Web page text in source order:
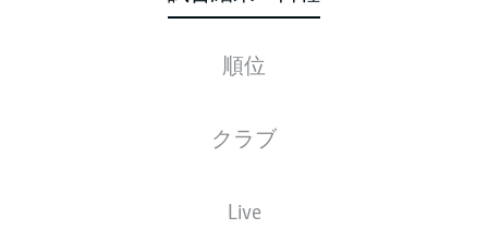
順位
クラブ
Live
スターティングメンバー
76'